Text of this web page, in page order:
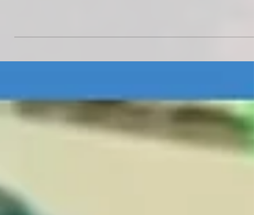
футболу